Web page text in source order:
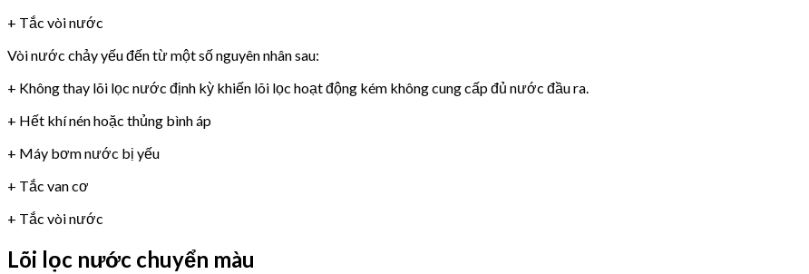
+ Tắc vòi nước
Vòi nước chảy yếu đến từ một số nguyên nhân sau:
+ Không thay lõi lọc nước định kỳ khiến lõi lọc hoạt động kém không cung cấp đủ nước đầu ra.
+ Hết khí nén hoặc thủng bình áp
+ Máy bơm nước bị yếu
+ Tắc van cơ
+ Tắc vòi nước
Lõi lọc nước chuyển màu